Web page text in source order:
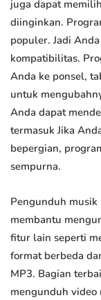
juga dapat
diinginkan.
populer. Jadi
kompatibilitas.
Anda ke ponsel,
untuk
Anda dapat
termasuk Jika
bepergian,
sempurna.
Pengunduh
membantu
fitur lain seperti
format berbeda
MP3. Bagian
mengunduh